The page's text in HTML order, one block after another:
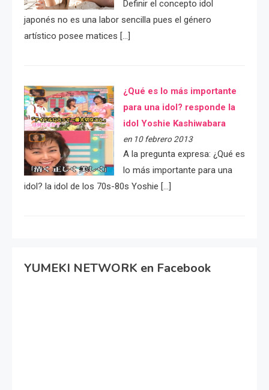
Definir el concepto idol
japonés no es una labor sencilla pues el género
artístico posee matices […]
¿Qué es lo más importante
para una idol? responde la
idol Yoshie Kashiwabara
en 10 febrero 2013
A la pregunta expresa: ¿Qué es
lo más importante para una
idol? la idol de los 70s-80s Yoshie […]
YUMEKI NETWORK en Facebook